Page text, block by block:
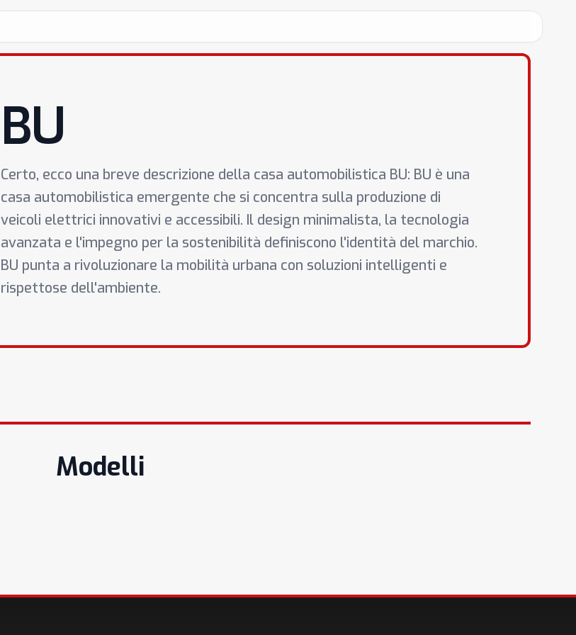
BU
Certo, ecco una breve descrizione della casa automobilistica BU: BU è una
casa automobilistica emergente che si concentra sulla produzione di
veicoli elettrici innovativi e accessibili. Il design minimalista, la tecnologia
avanzata e l'impegno per la sostenibilità definiscono l'identità del marchio.
BU punta a rivoluzionare la mobilità urbana con soluzioni intelligenti e
rispettose dell'ambiente.
Modelli